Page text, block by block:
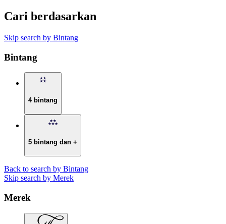
Cari berdasarkan
Skip search by Bintang
Bintang
4 bintang
5 bintang dan +
Back to search by Bintang
Skip search by Merek
Merek